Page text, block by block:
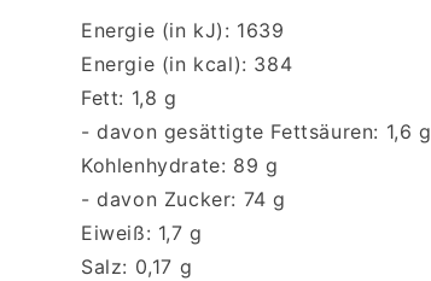
Energie (in kJ): 1639
Energie (in kcal): 384
Fett: 1,8 g
- davon gesättigte Fettsäuren: 1,6 g
Kohlenhydrate: 89 g
- davon Zucker: 74 g
Eiweiß: 1,7 g
Salz: 0,17 g